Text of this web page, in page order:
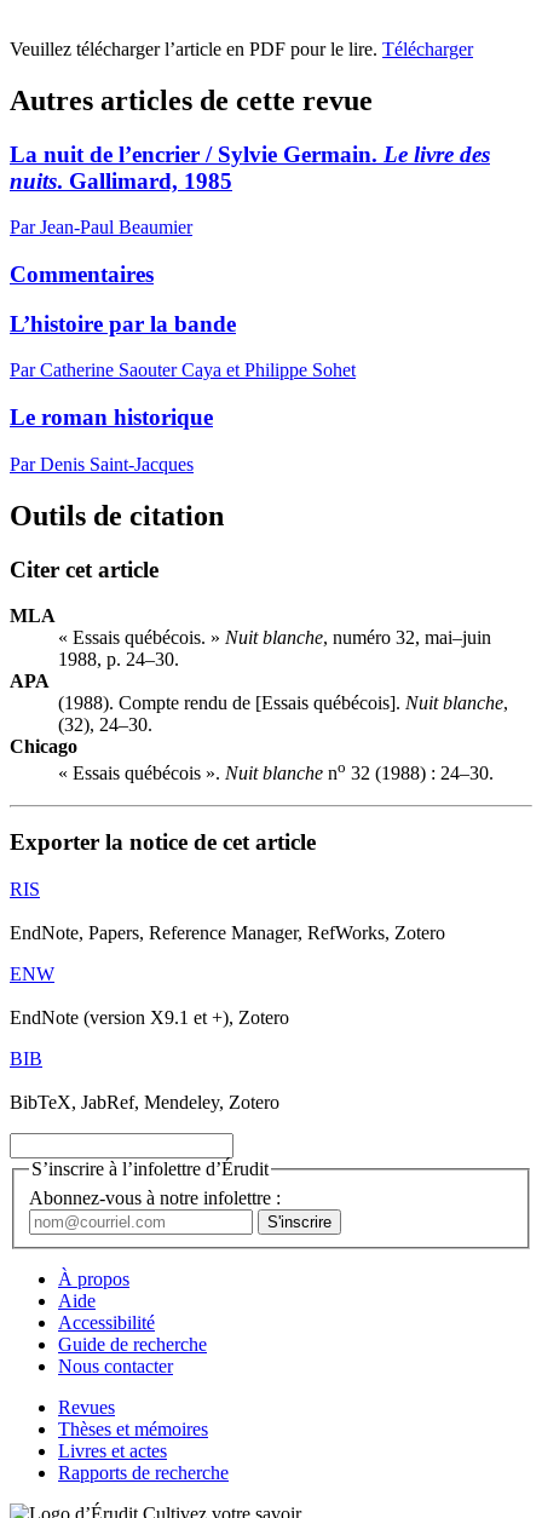
Veuillez télécharger l’article en PDF pour le lire. Télécharger
Autres articles de cette revue
La nuit de l’encrier / Sylvie Germain. Le livre des
nuits. Gallimard, 1985
Par Jean-Paul Beaumier
Commentaires
L’histoire par la bande
Par Catherine Saouter Caya et Philippe Sohet
Le roman historique
Par Denis Saint-Jacques
Outils de citation
Citer cet article
MLA
« Essais québécois. » Nuit blanche, numéro 32, mai–juin
1988, p. 24–30.
APA
(1988). Compte rendu de [Essais québécois]. Nuit blanche,
(32), 24–30.
Chicago
« Essais québécois ». Nuit blanche no 32 (1988) : 24–30.
Exporter la notice de cet article
RIS
EndNote, Papers, Reference Manager, RefWorks, Zotero
ENW
EndNote (version X9.1 et +), Zotero
BIB
BibTeX, JabRef, Mendeley, Zotero
S’inscrire à l’infolettre d’Érudit
Abonnez-vous à notre infolettre :
À propos
Aide
Accessibilité
Guide de recherche
Nous contacter
Revues
Thèses et mémoires
Livres et actes
Rapports de recherche
Cultivez votre savoir.